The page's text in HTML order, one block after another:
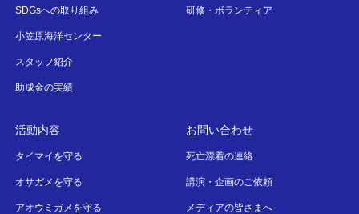
SDGsへの取り組み
小笠原海洋センター
スタッフ紹介
助成金の実績
研修・ボランティア
活動内容
タイマイを守る
オサガメを守る
アオウミガメを守る
お問い合わせ
死亡漂着の連絡
講演・企画のご依頼
メディアの皆さまへ